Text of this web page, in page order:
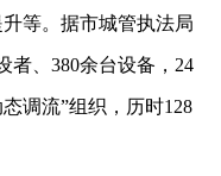
等。据市城管执法局
者、380余台设备，24
调流”组织，历时128